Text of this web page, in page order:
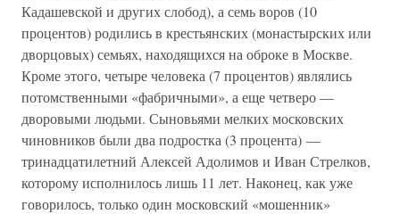
Кадашевской и других слобод), а семь воров (10
процентов) родились в крестьянских (монастырских или
дворцовых) семьях, находящихся на оброке в Москве.
Кроме этого, четыре человека (7 процентов) являлись
потомственными «фабричными», а еще четверо —
дворовыми людьми. Сыновьями мелких московских
чиновников были два подростка (3 процента) —
тринадцатилетний Алексей Адолимов и Иван Стрелков,
которому исполнилось лишь 11 лет. Наконец, как уже
говорилось, только один московский «мошенник»